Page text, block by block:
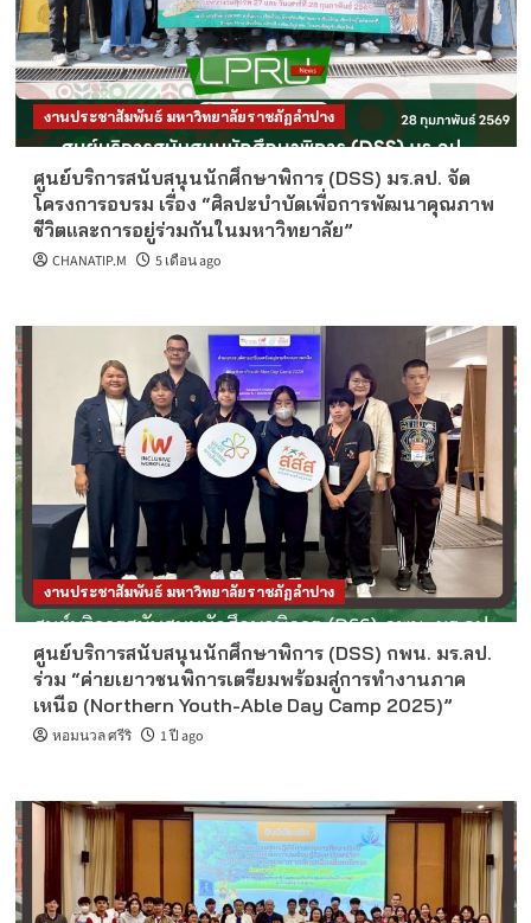
งานประชาสัมพันธ์ มหาวิทยาลัยราชภัฏลำปาง
ศูนย์บริการสนับสนุนนักศึกษาพิการ (DSS) มร.ลป. จัด
โครงการอบรม เรื่อง “ศิลปะบำบัดเพื่อการพัฒนาคุณภาพ
ชีวิตและการอยู่ร่วมกันในมหาวิทยาลัย”
CHANATIP.M 5 เดือน ago
งานประชาสัมพันธ์ มหาวิทยาลัยราชภัฏลำปาง
ศูนย์บริการสนับสนุนนักศึกษาพิการ (DSS) กพน. มร.ลป.
ร่วม “ค่ายเยาวชนพิการเตรียมพร้อมสู่การทำงานภาค
เหนือ (Northern Youth-Able Day Camp 2025)”
หอมนวล ศรีริ 1 ปี ago